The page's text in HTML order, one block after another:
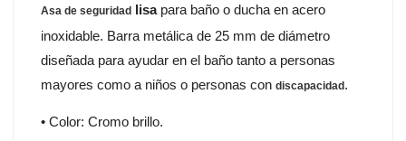
Asa de seguridad lisapara baño o ducha en acero
inoxidable. Barra metálica de 25 mm de diámetro
diseñada para ayudar en el baño tanto a personas
mayores como a niños o personas condiscapacidad.
• Color: Cromo brillo.